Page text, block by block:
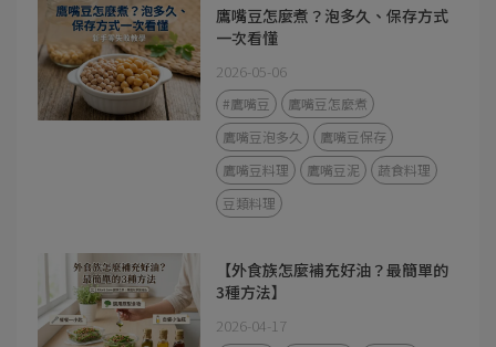
鷹嘴豆怎麼煮？泡多久、保存方式
一次看懂
2026-05-06
#鷹嘴豆
鷹嘴豆怎麼煮
鷹嘴豆泡多久
鷹嘴豆保存
鷹嘴豆料理
鷹嘴豆泥
蔬食料理
豆類料理
【外食族怎麼補充好油？最簡單的
3種方法】
2026-04-17